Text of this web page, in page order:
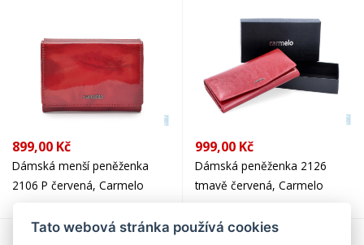
899,00 Kč
Dámská menší peněženka
2106 P červená, Carmelo
999,00 Kč
Dámská peněženka 2126
tmavě červená, Carmelo
Tato webová stránka používá cookies